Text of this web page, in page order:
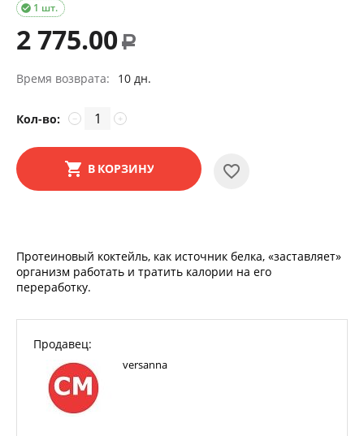
1 шт.

2 775.00 Р
Время возврата: 10 дн.
Кол-во: +
−
В КОРЗИНУ
Протеиновый коктейль, как источник белка, «заставляет»
организм работать и тратить калории на его
переработку.
Продавец:
versanna